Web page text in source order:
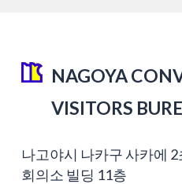
NAGOYA
VISITORS
나고야시 나카구 사카에
회의소 빌딩 11층